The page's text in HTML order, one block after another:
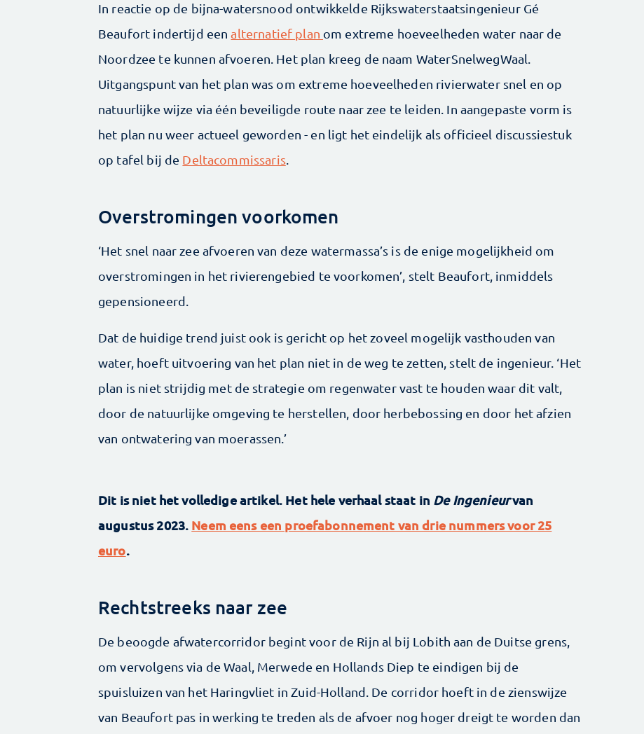
In reactie op de bijna-watersnood ontwikkelde Rijkswaterstaatsingenieur Gé
Beaufort indertijd eenalternatief plan om extreme hoeveelheden water naar de
Noordzee te kunnen afvoeren. Het plan kreeg de naam WaterSnelwegWaal.
Uitgangspunt van het plan was om extreme hoeveelheden rivierwater snel en op
natuurlijke wijze via één beveiligde route naar zee te leiden. In aangepaste vorm is
het plan nu weer actueel geworden - en ligt het eindelijk als officieel discussiestuk
op tafel bij de Deltacommissaris.
Overstromingen voorkomen
‘Het snel naar zee afvoeren van deze watermassa’s is de enige mogelijkheid om
overstromingen in het rivierengebied te voorkomen’, stelt Beaufort, inmiddels
gepensioneerd.
Dat de huidige trend juist ook is gericht op het zoveel mogelijk vasthouden van
water, hoeft uitvoering van het plan niet in de weg te zetten, stelt de ingenieur. ‘Het
plan is niet strijdig met de strategie om regenwater vast te houden waar dit valt,
door de natuurlijke omgeving te herstellen, door herbebossing en door het afzien
van ontwatering van moerassen.’
Dit is niet het volledige artikel. Het hele verhaal staat in De Ingenieurvan
augustus 2023. Neem eens een proefabonnement van drie nummers voor 25
euro.
Rechtstreeks naar zee
De beoogde afwatercorridor begint voor de Rijn al bij Lobith aan de Duitse grens,
om vervolgens via de Waal, Merwede en Hollands Diep te eindigen bij de
spuisluizen van het Haringvliet in Zuid-Holland. De corridor hoeft in de zienswijze
van Beaufort pas in werking te treden als de afvoer nog hoger dreigt te worden dan